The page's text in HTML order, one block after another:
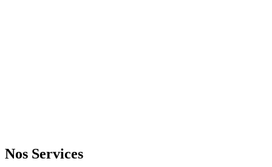
Nos Services